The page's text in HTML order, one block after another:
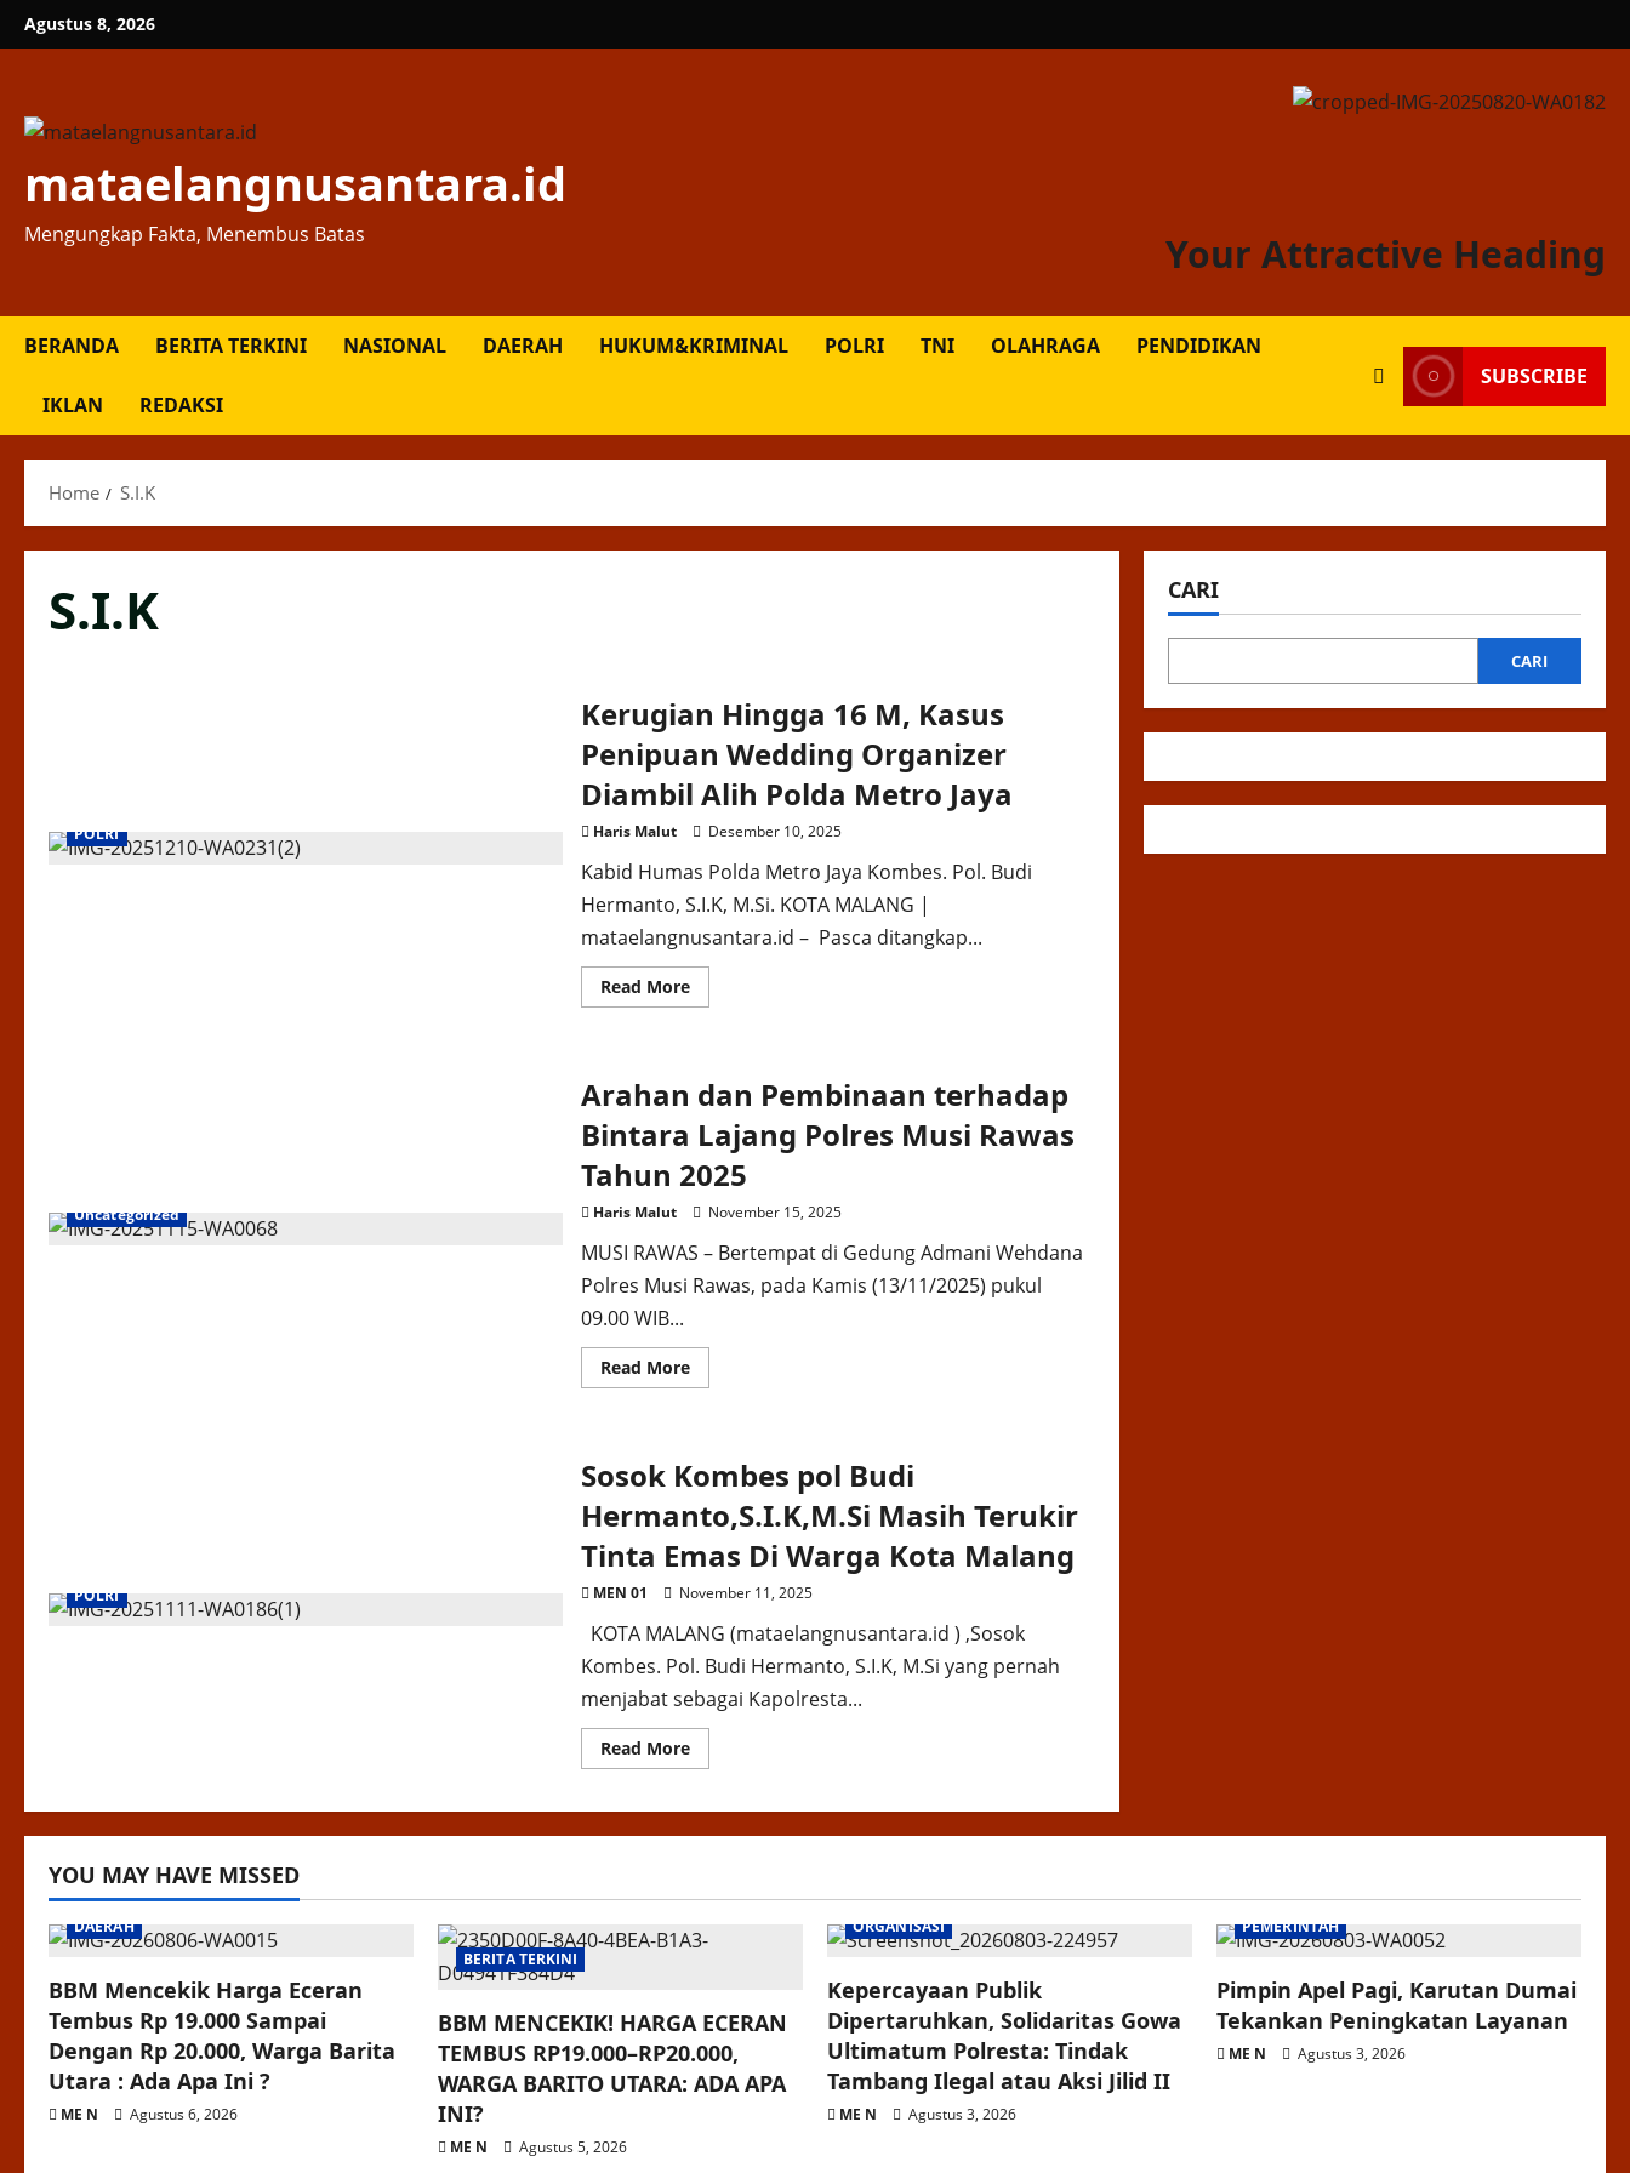
Skip
to
Agustus 8, 2026
mataelangnusantara.id
Mengungkap Fakta, Menembus Batas Your Attractive Heading
BERANDA BERITA TERKINI NASIONAL DAERAH HUKUM&KRIMINAL POLRI TNI OLAHRAGA PENDIDIKAN
IKLAN REDAKSI
SUBSCRIBE
Home S.I.K
S.I.K
POLRI
Kerugian Hingga 16 M, Kasus
Penipuan Wedding Organizer
Diambil Alih Polda Metro Jaya
Haris Malut Desember 10, 2025
Kabid Humas Polda Metro Jaya Kombes. Pol. Budi
Hermanto, S.I.K, M.Si. KOTA MALANG |
mataelangnusantara.id – Pasca ditangkap...
Read MoreRead
more
M,
Kasus
Penipuan
Wedding
Organizer
Diambil
Alih
Polda
Metro
Jaya
Uncategorized
Arahan dan Pembinaan terhadap
Bintara Lajang Polres Musi Rawas
Tahun 2025
Haris Malut November 15, 2025
MUSI RAWAS – Bertempat di Gedung Admani Wehdana
Polres Musi Rawas, pada Kamis (13/11/2025) pukul
09.00 WIB...
Read MoreRead
more
terhadap
Bintara
Lajang
Polres
Rawas
Tahun
2025
POLRI
Sosok Kombes pol Budi
Hermanto,S.I.K,M.Si Masih Terukir
Tinta Emas Di Warga Kota Malang
MEN 01 November 11, 2025
KOTA MALANG (mataelangnusantara.id ) ,Sosok
Kombes. Pol. Budi Hermanto, S.I.K, M.Si yang pernah
menjabat sebagai Kapolresta...
Read MoreRead
more
Kombes
pol
Terukir
Emas
Di
CARI
CARI
YOU MAY HAVE MISSED
DAERAH
BBM Mencekik Harga Eceran
Tembus Rp 19.000 Sampai
Dengan Rp 20.000, Warga Barita
Utara : Ada Apa Ini ?
ME N Agustus 6, 2026
BERITA TERKINI
BBM MENCEKIK! HARGA ECERAN
TEMBUS RP19.000–RP20.000,
WARGA BARITO UTARA: ADA APA
INI?
ME N Agustus 5, 2026
ORGANISASI
Kepercayaan Publik
Dipertaruhkan, Solidaritas Gowa
Ultimatum Polresta: Tindak
Tambang Ilegal atau Aksi Jilid II
ME N Agustus 3, 2026
PEMERINTAH
Pimpin Apel Pagi, Karutan Dumai
Tekankan Peningkatan Layanan
ME N Agustus 3, 2026